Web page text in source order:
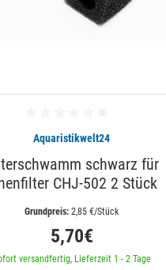
Aquaristikwelt24
schwarz für
CHJ-502 2 Stück
2,85 €/Stück
5,70€
versandfertig, Lieferzeit 1 - 2 Tage